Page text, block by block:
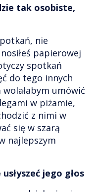
tak osobiste,
nie
papierowej
spotkań
do tego innych
umówić
w piżamie,
z nimi w
się w szarą
najlepszym
jego głos